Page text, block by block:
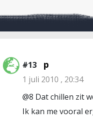
#13 p
1 juli 2010 , 20:34
@8 Dat chillen zit
Ik kan me vooral